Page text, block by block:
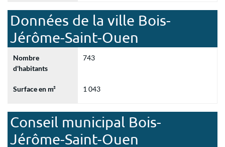
Données de la ville Bois-
Jérôme-Saint-Ouen
Nombre
d'habitants
743
Surface en m² 1 043
Conseil municipal Bois-
Jérôme-Saint-Ouen